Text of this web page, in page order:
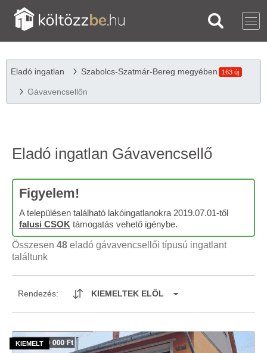
Eladó ingatlan Szabolcs-Szatmár-Bereg megyében 163 új
Gávavencsellőn
Eladó ingatlan Gávavencsellő
Figyelem!
A településen található lakóingatlanokra 2019.07.01-től
falusi CSOK támogatás vehető igénybe.
Összesen 48 eladó gávavencsellői típusú ingatlant
találtunk
Rendezés: KIEMELTEK ELÖL